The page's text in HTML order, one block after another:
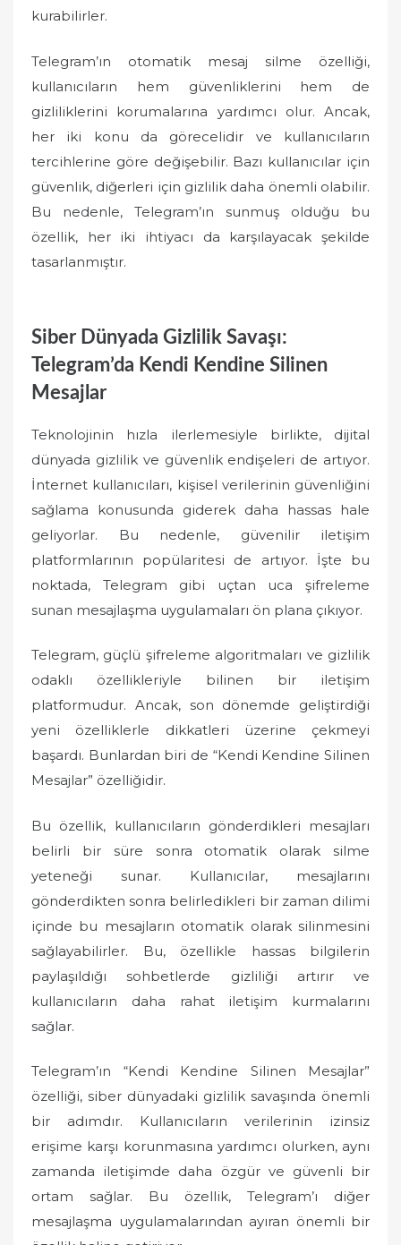
kurabilirler.
Telegram’ın otomatik mesaj silme özelliği,
kullanıcıların hem güvenliklerini hem de
gizliliklerini korumalarına yardımcı olur. Ancak,
her iki konu da görecelidir ve kullanıcıların
tercihlerine göre değişebilir. Bazı kullanıcılar için
güvenlik, diğerleri için gizlilik daha önemli olabilir.
Bu nedenle, Telegram’ın sunmuş olduğu bu
özellik, her iki ihtiyacı da karşılayacak şekilde
tasarlanmıştır.
Siber Dünyada Gizlilik Savaşı:
Telegram’da Kendi Kendine Silinen
Mesajlar
Teknolojinin hızla ilerlemesiyle birlikte, dijital
dünyada gizlilik ve güvenlik endişeleri de artıyor.
İnternet kullanıcıları, kişisel verilerinin güvenliğini
sağlama konusunda giderek daha hassas hale
geliyorlar. Bu nedenle, güvenilir iletişim
platformlarının popülaritesi de artıyor. İşte bu
noktada, Telegram gibi uçtan uca şifreleme
sunan mesajlaşma uygulamaları ön plana çıkıyor.
Telegram, güçlü şifreleme algoritmaları ve gizlilik
odaklı özellikleriyle bilinen bir iletişim
platformudur. Ancak, son dönemde geliştirdiği
yeni özelliklerle dikkatleri üzerine çekmeyi
başardı. Bunlardan biri de “Kendi Kendine Silinen
Mesajlar” özelliğidir.
Bu özellik, kullanıcıların gönderdikleri mesajları
belirli bir süre sonra otomatik olarak silme
yeteneği sunar. Kullanıcılar, mesajlarını
gönderdikten sonra belirledikleri bir zaman dilimi
içinde bu mesajların otomatik olarak silinmesini
sağlayabilirler. Bu, özellikle hassas bilgilerin
paylaşıldığı sohbetlerde gizliliği artırır ve
kullanıcıların daha rahat iletişim kurmalarını
sağlar.
Telegram’ın “Kendi Kendine Silinen Mesajlar”
özelliği, siber dünyadaki gizlilik savaşında önemli
bir adımdır. Kullanıcıların verilerinin izinsiz
erişime karşı korunmasına yardımcı olurken, aynı
zamanda iletişimde daha özgür ve güvenli bir
ortam sağlar. Bu özellik, Telegram’ı diğer
mesajlaşma uygulamalarından ayıran önemli bir